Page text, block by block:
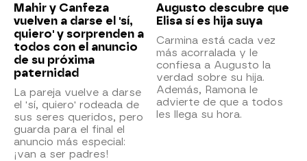
Mahir y Canfeza
vuelven a darse el 'sí,
quiero' y sorprenden a
todos con el anuncio
de su próxima
paternidad
La pareja vuelve a darse
el 'sí, quiero' rodeada de
sus seres queridos, pero
guarda para el final el
anuncio más especial:
¡van a ser padres!
Augusto descubre que
Elisa sí es hija suya
Carmina está cada vez
más acorralada y le
confiesa a Augusto la
verdad sobre su hija.
Además, Ramona le
advierte de que a todos
les llega su hora.